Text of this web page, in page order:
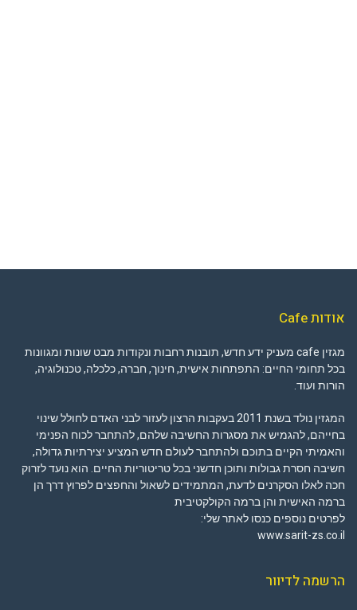
אודות Cafe
מגזין cafe מעניק ידע חדש, תובנות רחבות ונקודות מבט שונות ומגוונות
בכל תחומי החיים: התפתחות אישית, חינוך, חברה, כלכלה, טכנולוגיה,
הורות ועוד.
המגזין נולד בשנת 2011 בעקבות הרצון לעזור לבני האדם לחולל שינוי
בחייהם, להגמיש את מסגרות החשיבה שלהם, להתחבר לכוח הפנימי
והאמיתי הקיים בתוכם ולהתחבר לעולם חדש המציע יצירתיות גדולה,
חשיבה חסרת גבולות ותוכן חדשני בכל טריטוריות החיים. הוא נועד לזרוק
חכה לאלו הסקרנים לדעת, המתמידים לשאול והחפצים לפרוץ דרך הן
ברמה האישית והן ברמה הקולקטיבית
לפרטים נוספים כנסו לאתר שלי:
www.sarit-zs.co.il
הרשמה לדיוור